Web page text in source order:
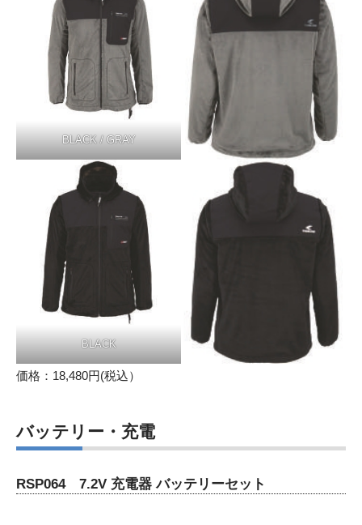
BLACK / GRAY
BLACK
価格：18,480円(税込）
バッテリー・充電
RSP064 7.2V 充電器 バッテリーセット